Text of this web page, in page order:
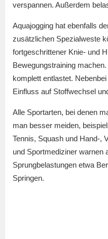
verspannen. Außerdem
Aquajogging hat ebenfalls
zusätzlichen Spezialweste
fortgeschrittener Knie- und
Bewegungstraining
komplett entlastet.
Einfluss auf Stoffwechsel
Alle Sportarten, bei denen
man besser meiden,
Tennis, Squash und Hand-,
und Sportmediziner warnen
Sprungbelastungen etwa
Springen.